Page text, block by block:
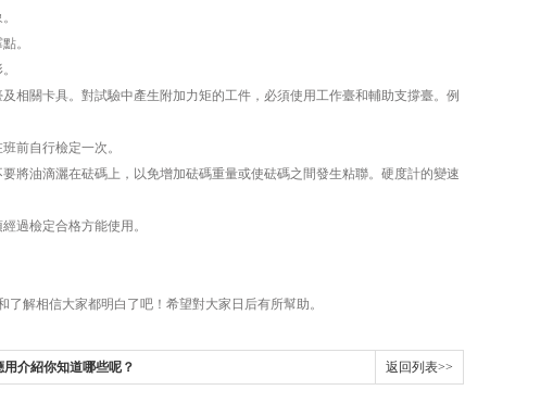
。
關卡具。對試驗中產生附加力矩的工件，必須使用工作臺和輔助支撐臺。例
前自行檢定一次。
油滴灑在砝碼上，以免增加砝碼重量或使砝碼之間發生粘聯。硬度計的變速
過檢定合格方能使用。
解相信大家都明白了吧！希望對大家日后有所幫助。
介紹你知道哪些呢？ 返回列表>>